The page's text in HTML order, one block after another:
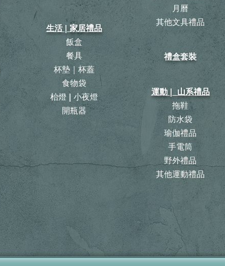
生活 | 家居禮品
飯盒
餐具
杯墊｜杯蓋
食物袋
枱燈 | 小夜燈
開瓶器
月曆
​其他文具禮品
禮盒套裝
運動 | 山系禮品
拖鞋
防水袋
瑜伽禮品
手電筒
野外禮品
其他運動禮品